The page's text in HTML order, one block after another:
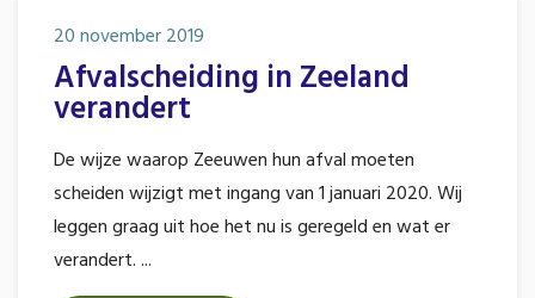
20 november 2019
Afvalscheiding in Zeeland
verandert
De wijze waarop Zeeuwen hun afval moeten
scheiden wijzigt met ingang van 1 januari 2020. Wij
leggen graag uit hoe het nu is geregeld en wat er
verandert. ...